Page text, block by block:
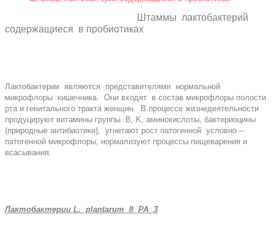
Штаммы лактобактерий
содержащиеся в пробиотиках
Лактобактерии являются представителями нормальной
микрофлоры кишечника. Они входят в состав микрофлоры полости
рта и генитального тракта женщин. В процессе жизнедеятельности
продуцируют витамины группы B, K, аминокислоты, бактериоцины
(природные антибиотики), угнетают рост патогенной условно –
патогенной микрофлоры, нормализуют процессы пищеварения и
всасывания.
Лактобактерии L. plantarum 8 РА 3